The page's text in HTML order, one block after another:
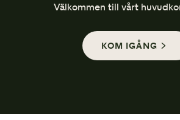
Välkommen till vårt
KOM IGÅNG